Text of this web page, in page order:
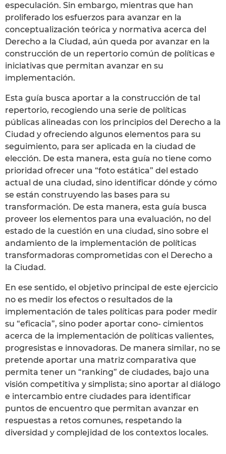
especulación. Sin embargo, mientras que han
proliferado los esfuerzos para avanzar en la
conceptualización teórica y normativa acerca del
Derecho a la Ciudad, aún queda por avanzar en la
construcción de un repertorio común de políticas e
iniciativas que permitan avanzar en su
implementación.
Esta guía busca aportar a la construcción de tal
repertorio, recogiendo una serie de políticas
públicas alineadas con los principios del Derecho a la
Ciudad y ofreciendo algunos elementos para su
seguimiento, para ser aplicada en la ciudad de
elección. De esta manera, esta guía no tiene como
prioridad ofrecer una “foto estática” del estado
actual de una ciudad, sino identificar dónde y cómo
se están construyendo las bases para su
transformación. De esta manera, esta guía busca
proveer los elementos para una evaluación, no del
estado de la cuestión en una ciudad, sino sobre el
andamiento de la implementación de políticas
transformadoras comprometidas con el Derecho a
la Ciudad.
En ese sentido, el objetivo principal de este ejercicio
no es medir los efectos o resultados de la
implementación de tales políticas para poder medir
su “eficacia”, sino poder aportar cono- cimientos
acerca de la implementación de políticas valientes,
progresistas e innovadoras. De manera similar, no se
pretende aportar una matriz comparativa que
permita tener un “ranking” de ciudades, bajo una
visión competitiva y simplista; sino aportar al diálogo
e intercambio entre ciudades para identificar
puntos de encuentro que permitan avanzar en
respuestas a retos comunes, respetando la
diversidad y complejidad de los contextos locales.